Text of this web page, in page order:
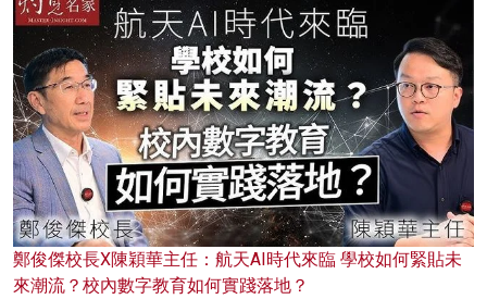
鄭俊傑校長X陳穎華主任：航天AI時代來臨 學校如何緊貼未
來潮流？校內數字教育如何實踐落地？